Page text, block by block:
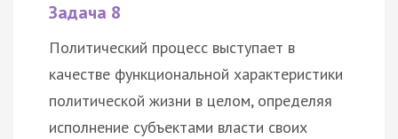
Задача 8
Политический процесс выступает в
качестве функциональной характеристики
политической жизни в целом, определяя
исполнение субъектами власти своих